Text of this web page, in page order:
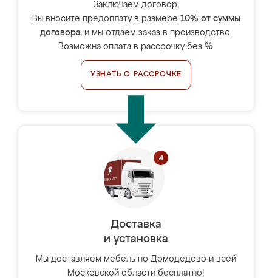
Заключаем договор,
Вы вносите предоплату в размере 10% от суммы
договора, и мы отдаём заказ в производство.
Возможна оплата в рассрочку без %.
УЗНАТЬ О РАССРОЧКЕ
Доставка
и установка
Мы доставляем мебель по Домодедово и всей
Московской области бесплатно!